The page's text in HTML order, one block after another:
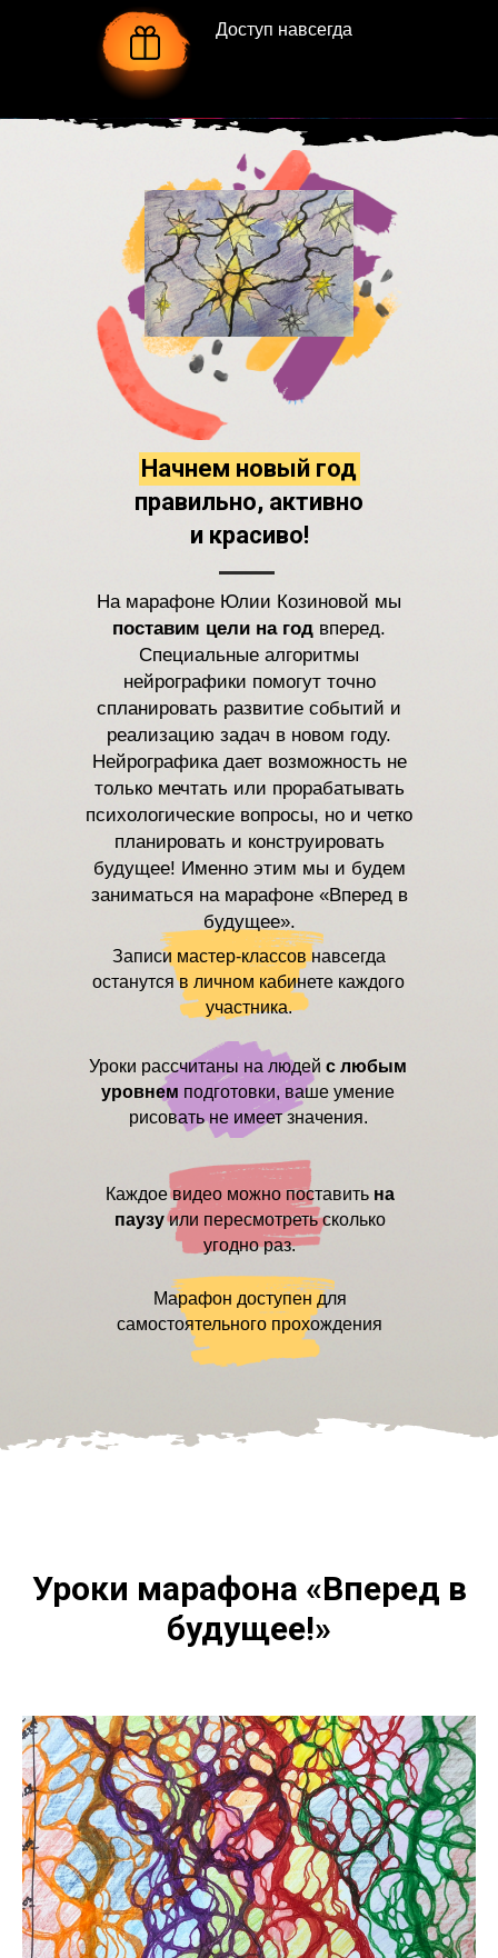
Доступ навсегда
На марафоне Юлии Козиновой мы
поставим цели на год вперед.
Специальные алгоритмы
нейрографики помогут точно
спланировать развитие событий и
реализацию задач в новом году.
Нейрографика дает возможность не
только мечтать или прорабатывать
психологические вопросы, но и четко
планировать и конструировать
будущее! Именно этим мы и будем
заниматься на марафоне «Вперед в
будущее».
Записи мастер-классов навсегда
останутся в личном кабинете каждого
участника.
Уроки рассчитаны на людей с любым
уровнем подготовки, ваше умение
рисовать не имеет значения.
Каждое видео можно поставить на
паузуили пересмотреть сколько
угодно раз.
Марафон доступен для
самостоятельного прохождения
Начнем новый год
правильно, активно
и красиво!
Уроки марафона «Вперед в
будущее!»